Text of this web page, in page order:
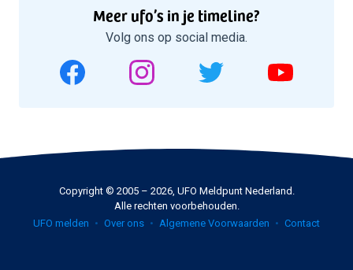
Meer ufo’s in je timeline?
Volg ons op social media.
Copyright © 2005 – 2026, UFO Meldpunt Nederland.
Alle rechten voorbehouden.
UFO melden
Over ons Algemene Voorwaarden Contact